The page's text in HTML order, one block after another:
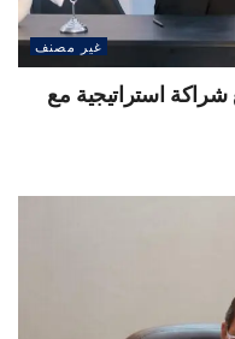
غير مصنف
استراتيجية مع